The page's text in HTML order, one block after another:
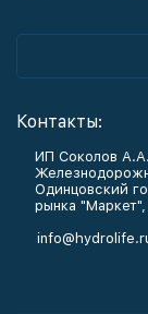
Контакты:
ИП Соколов
Одинцовский
рынка